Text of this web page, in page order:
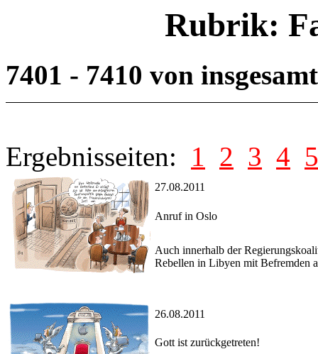
Rubrik:
7401 - 7410 von
Ergebnisseiten: 1 2 3 4 5
27.08.2011
Anruf in Oslo
Auch innerhalb der
Rebellen in Libyen mit Befremden
26.08.2011
Gott ist zurückgetreten!